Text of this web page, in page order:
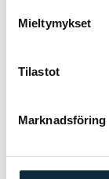
Mieltymykset
Tilastot
Marknadsföring
Jakobstad.
med val,
02